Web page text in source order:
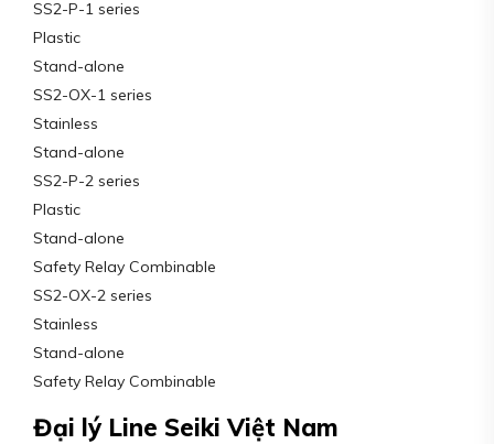
SS2-P-1 series
Plastic
Stand-alone
SS2-OX-1 series
Stainless
Stand-alone
SS2-P-2 series
Plastic
Stand-alone
Safety Relay Combinable
SS2-OX-2 series
Stainless
Stand-alone
Safety Relay Combinable
Đại lý Line Seiki Việt Nam